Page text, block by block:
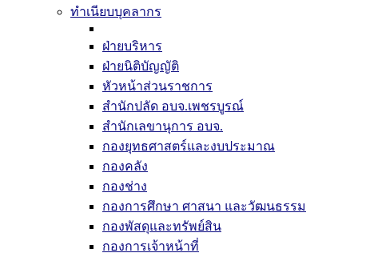
ทำเนียบบุคลากร
ฝ่ายบริหาร
ฝ่ายนิติบัญญัติ
หัวหน้าส่วนราชการ
สำนักปลัด อบจ.เพชรบูรณ์
สำนักเลขานุการ อบจ.
กองยุทธศาสตร์และงบประมาณ
กองคลัง
กองช่าง
กองการศึกษา ศาสนา และวัฒนธรรม
กองพัสดุและทรัพย์สิน
กองการเจ้าหน้าที่